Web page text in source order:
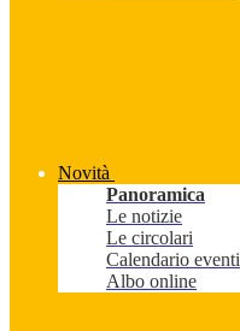
Novità
Panoramica
Le notizie
Le circolari
Calendario eventi
Albo online